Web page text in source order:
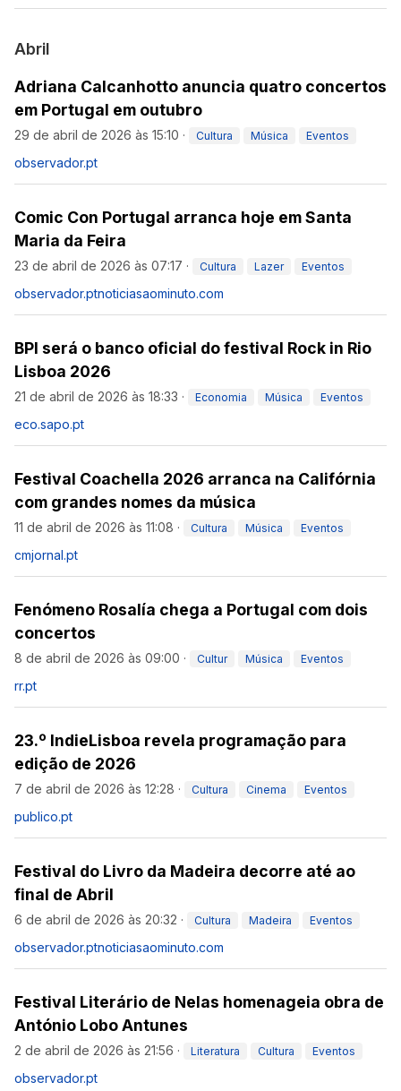
Abril
Adriana Calcanhotto anuncia quatro concertos
em Portugal em outubro
29 de abril de 2026 às 15:10 · Cultura Música Eventos
observador.pt
Comic Con Portugal arranca hoje em Santa
Maria da Feira
23 de abril de 2026 às 07:17 · Cultura Lazer Eventos
observador.ptnoticiasaominuto.com
BPI será o banco oficial do festival Rock in Rio
Lisboa 2026
21 de abril de 2026 às 18:33 · Economia Música Eventos
eco.sapo.pt
Festival Coachella 2026 arranca na Califórnia
com grandes nomes da música
11 de abril de 2026 às 11:08 · Cultura Música Eventos
cmjornal.pt
Fenómeno Rosalía chega a Portugal com dois
concertos
8 de abril de 2026 às 09:00 · Cultur Música Eventos
rr.pt
23.º IndieLisboa revela programação para
edição de 2026
7 de abril de 2026 às 12:28 · Cultura Cinema Eventos
publico.pt
Festival do Livro da Madeira decorre até ao
final de Abril
6 de abril de 2026 às 20:32 · Cultura Madeira Eventos
observador.ptnoticiasaominuto.com
Festival Literário de Nelas homenageia obra de
António Lobo Antunes
2 de abril de 2026 às 21:56 · Literatura Cultura Eventos
observador.pt